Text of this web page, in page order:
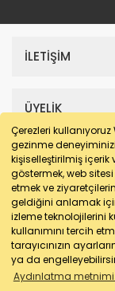
Çerezleri
gezinme
kişiselleştirilmiş
göstermek, web
etmek ve
geldiğini anlamak
izleme teknolojilerini
kullanımını tercih
tarayıcınızın
ya da
Aydınlatma metnimiz
İLETİŞİM
ÜYELİK
SAYFALAR
HESABIM
© e-makarna.com
sertifikası ile